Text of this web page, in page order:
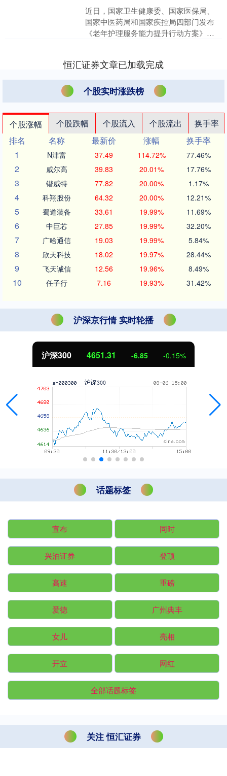
近日，国家卫生健康委、国家医保局、
国家中医药局和国家疾控局四部门发布
《老年护理服务能力提升行动方案》
恒汇证券文章已加载完成
个股实时涨跌榜
个股涨幅 个股跌幅 个股流入 个股流出
换手率
排名
名称 最新价 涨幅
换手率
1
N津富 37.49 114.72% 77.46%
2 威尔高 39.83 20.01% 17.76%
3 锴威特 77.82 20.00% 1.17%
4 科翔股份 64.32 20.00% 12.21%
5 蜀道装备 33.61 19.99% 11.69%
6 中巨芯 27.85 19.99% 32.20%
7 广哈通信 19.03 19.99% 5.84%
8 欣天科技 18.02 19.97% 28.44%
9 飞天诚信 12.56 19.96% 8.49%
10 任子行 7.16 19.93% 31.42%
沪深京行情 实时轮播
沪深300 4651.31 -6.85 -0.15%
话题标签
宣布 同时
兴泊证券 登顶
高速 重磅
爱德 广州典丰
女儿 亮相
开立 网红
全部话题标签
关注 恒汇证券